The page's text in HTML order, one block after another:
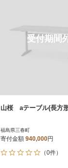
結果を
受付期間
山桜 aテーブル(長方
福島県三春町
寄付金額 940,000円
（0件）